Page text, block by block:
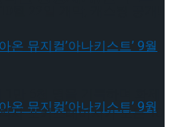
만 5천 명을 기록하며 화제
사 포커스테이지가 오는 10